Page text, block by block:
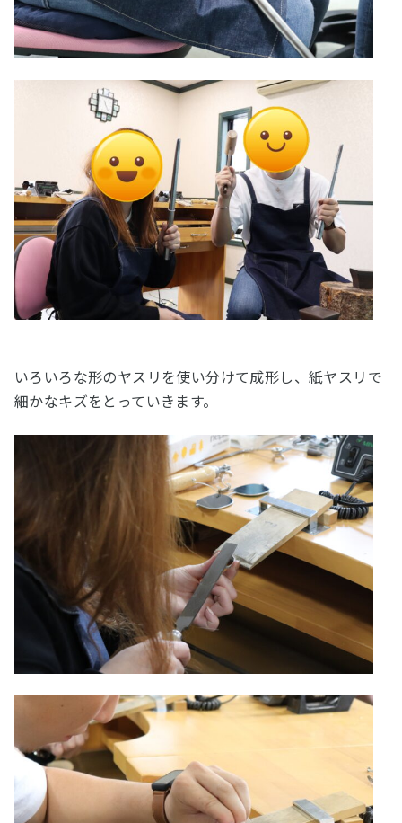
いろいろな形のヤスリを使い分けて成形し、紙ヤスリで
細かなキズをとっていきます。